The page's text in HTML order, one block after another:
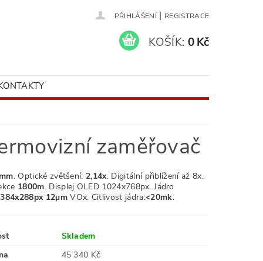
PŘIHLÁŠENÍ | REGISTRACE
KOŠÍK: 0 Kč
zaměřovač
mm. Optické zvětšení: 2,14x. Digitální přiblížení až 8x.
1800m. Displej OLED 1024x768px. Jádro
384x288px 12μmVOx. Citlivost jádra:<20mk.
Skladem
45 340 Kč